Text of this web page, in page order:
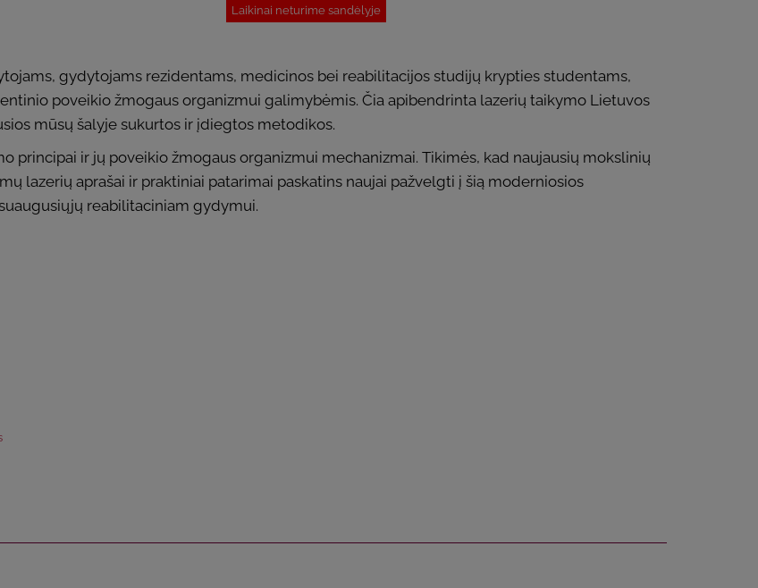
Laikinai neturime sandėlyje
gydytojams rezidentams, medicinos bei reabilitacijos studijų krypties studentams,
poveikio žmogaus organizmui galimybėmis. Čia apibendrinta lazerių taikymo Lietuvos
mūsų šalyje sukurtos ir įdiegtos metodikos.
principai ir jų poveikio žmogaus organizmui mechanizmai. Tikimės, kad naujausių mokslinių
lazerių aprašai ir praktiniai patarimai paskatins naujai pažvelgti į šią moderniosios
reabilitaciniam gydymui.